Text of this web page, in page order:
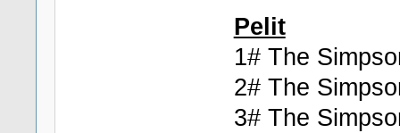
Pelit
1# The
2# The
3# The